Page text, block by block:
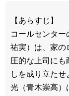
【あらすじ】
コールセンタ
祐実）は、家の
圧的な上司にも
しを成り立た
光（青木崇高）